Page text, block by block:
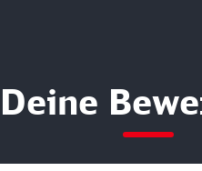
Deine